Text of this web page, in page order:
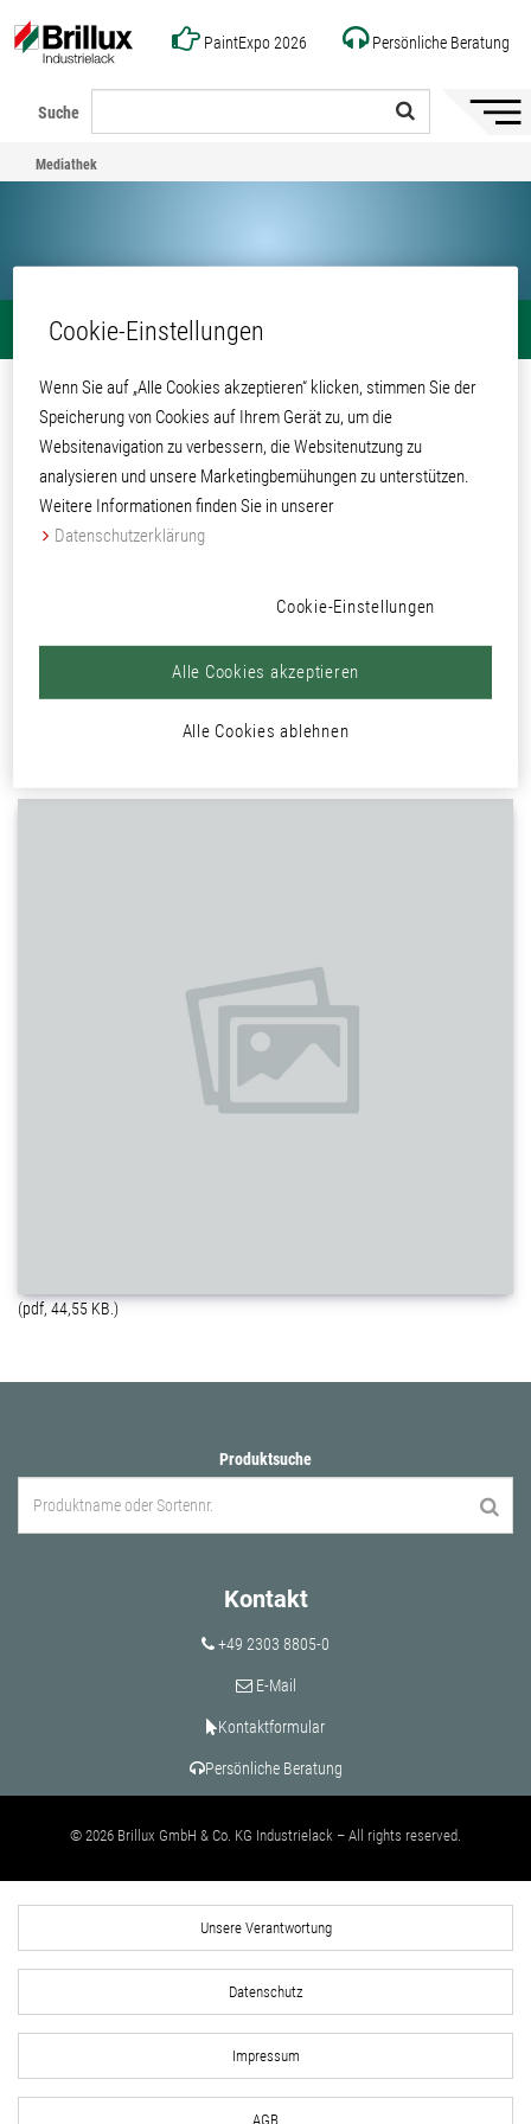
PaintExpo 2026 Persönliche Beratung
Suche
Mediathek
Mediathek
Qualicoat Zulassung 5954
Produkte und Systeme
Decklacke
Universal-Polyesterpulver
Qualicoat Zulassung
Zulassung (pdf)
(pdf, 44,55 KB.)
Produktsuche
Kontakt
+49 2303 8805-0
E-Mail
Kontaktformular
Persönliche Beratung
© 2026 Brillux GmbH & Co. KG Industrielack – All rights reserved.
Unsere Verantwortung
Datenschutz
Impressum
AGB
Cookie-Einstellungen
Wenn Sie auf „Alle Cookies akzeptieren“ klicken, stimmen Sie der
Speicherung von Cookies auf Ihrem Gerät zu, um die
Websitenavigation zu verbessern, die Websitenutzung zu
analysieren und unsere Marketingbemühungen zu unterstützen.
Weitere Informationen finden Sie in unserer
Datenschutzerklärung
Cookie-Einstellungen
Alle Cookies ablehnen
Alle Cookies akzeptieren